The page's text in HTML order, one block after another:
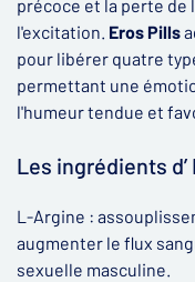
précoce et la perte de
l'excitation. Eros Pills
pour libérer quatre
permettant une
l'humeur tendue et
Les ingrédients d’
L-Argine :
augmenter le flux
sexuelle masculine.